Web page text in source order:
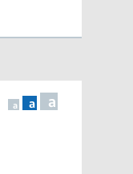
a a a